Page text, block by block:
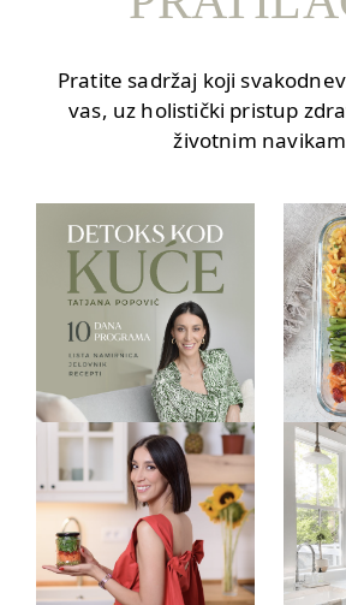
Pratite sadržaj koji
vas, uz holistički pristup
životnim